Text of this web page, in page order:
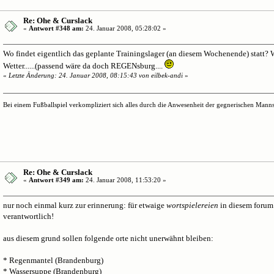
Re: Ohe & Curslack
« Antwort #348 am: 24. Januar 2008, 05:28:02 »
Wo findet eigentlich das geplante Trainingslager (an diesem Wochenende) statt?
Wetter......(passend wäre da doch REGENsburg....
« Letzte Änderung: 24. Januar 2008, 08:15:43 von eilbek-andi »
Bei einem Fußballspiel verkompliziert sich alles durch die Anwesenheit der gegnerischen
Re: Ohe & Curslack
« Antwort #349 am: 24. Januar 2008, 11:53:20 »
nur noch einmal kurz zur erinnerung: für etwaigewortspielereien in diesem
verantwortlich!
aus diesem grund sollen folgende orte nicht unerwähnt bleiben:
* Regenmantel (Brandenburg)
* Wassersuppe (Brandenburg)